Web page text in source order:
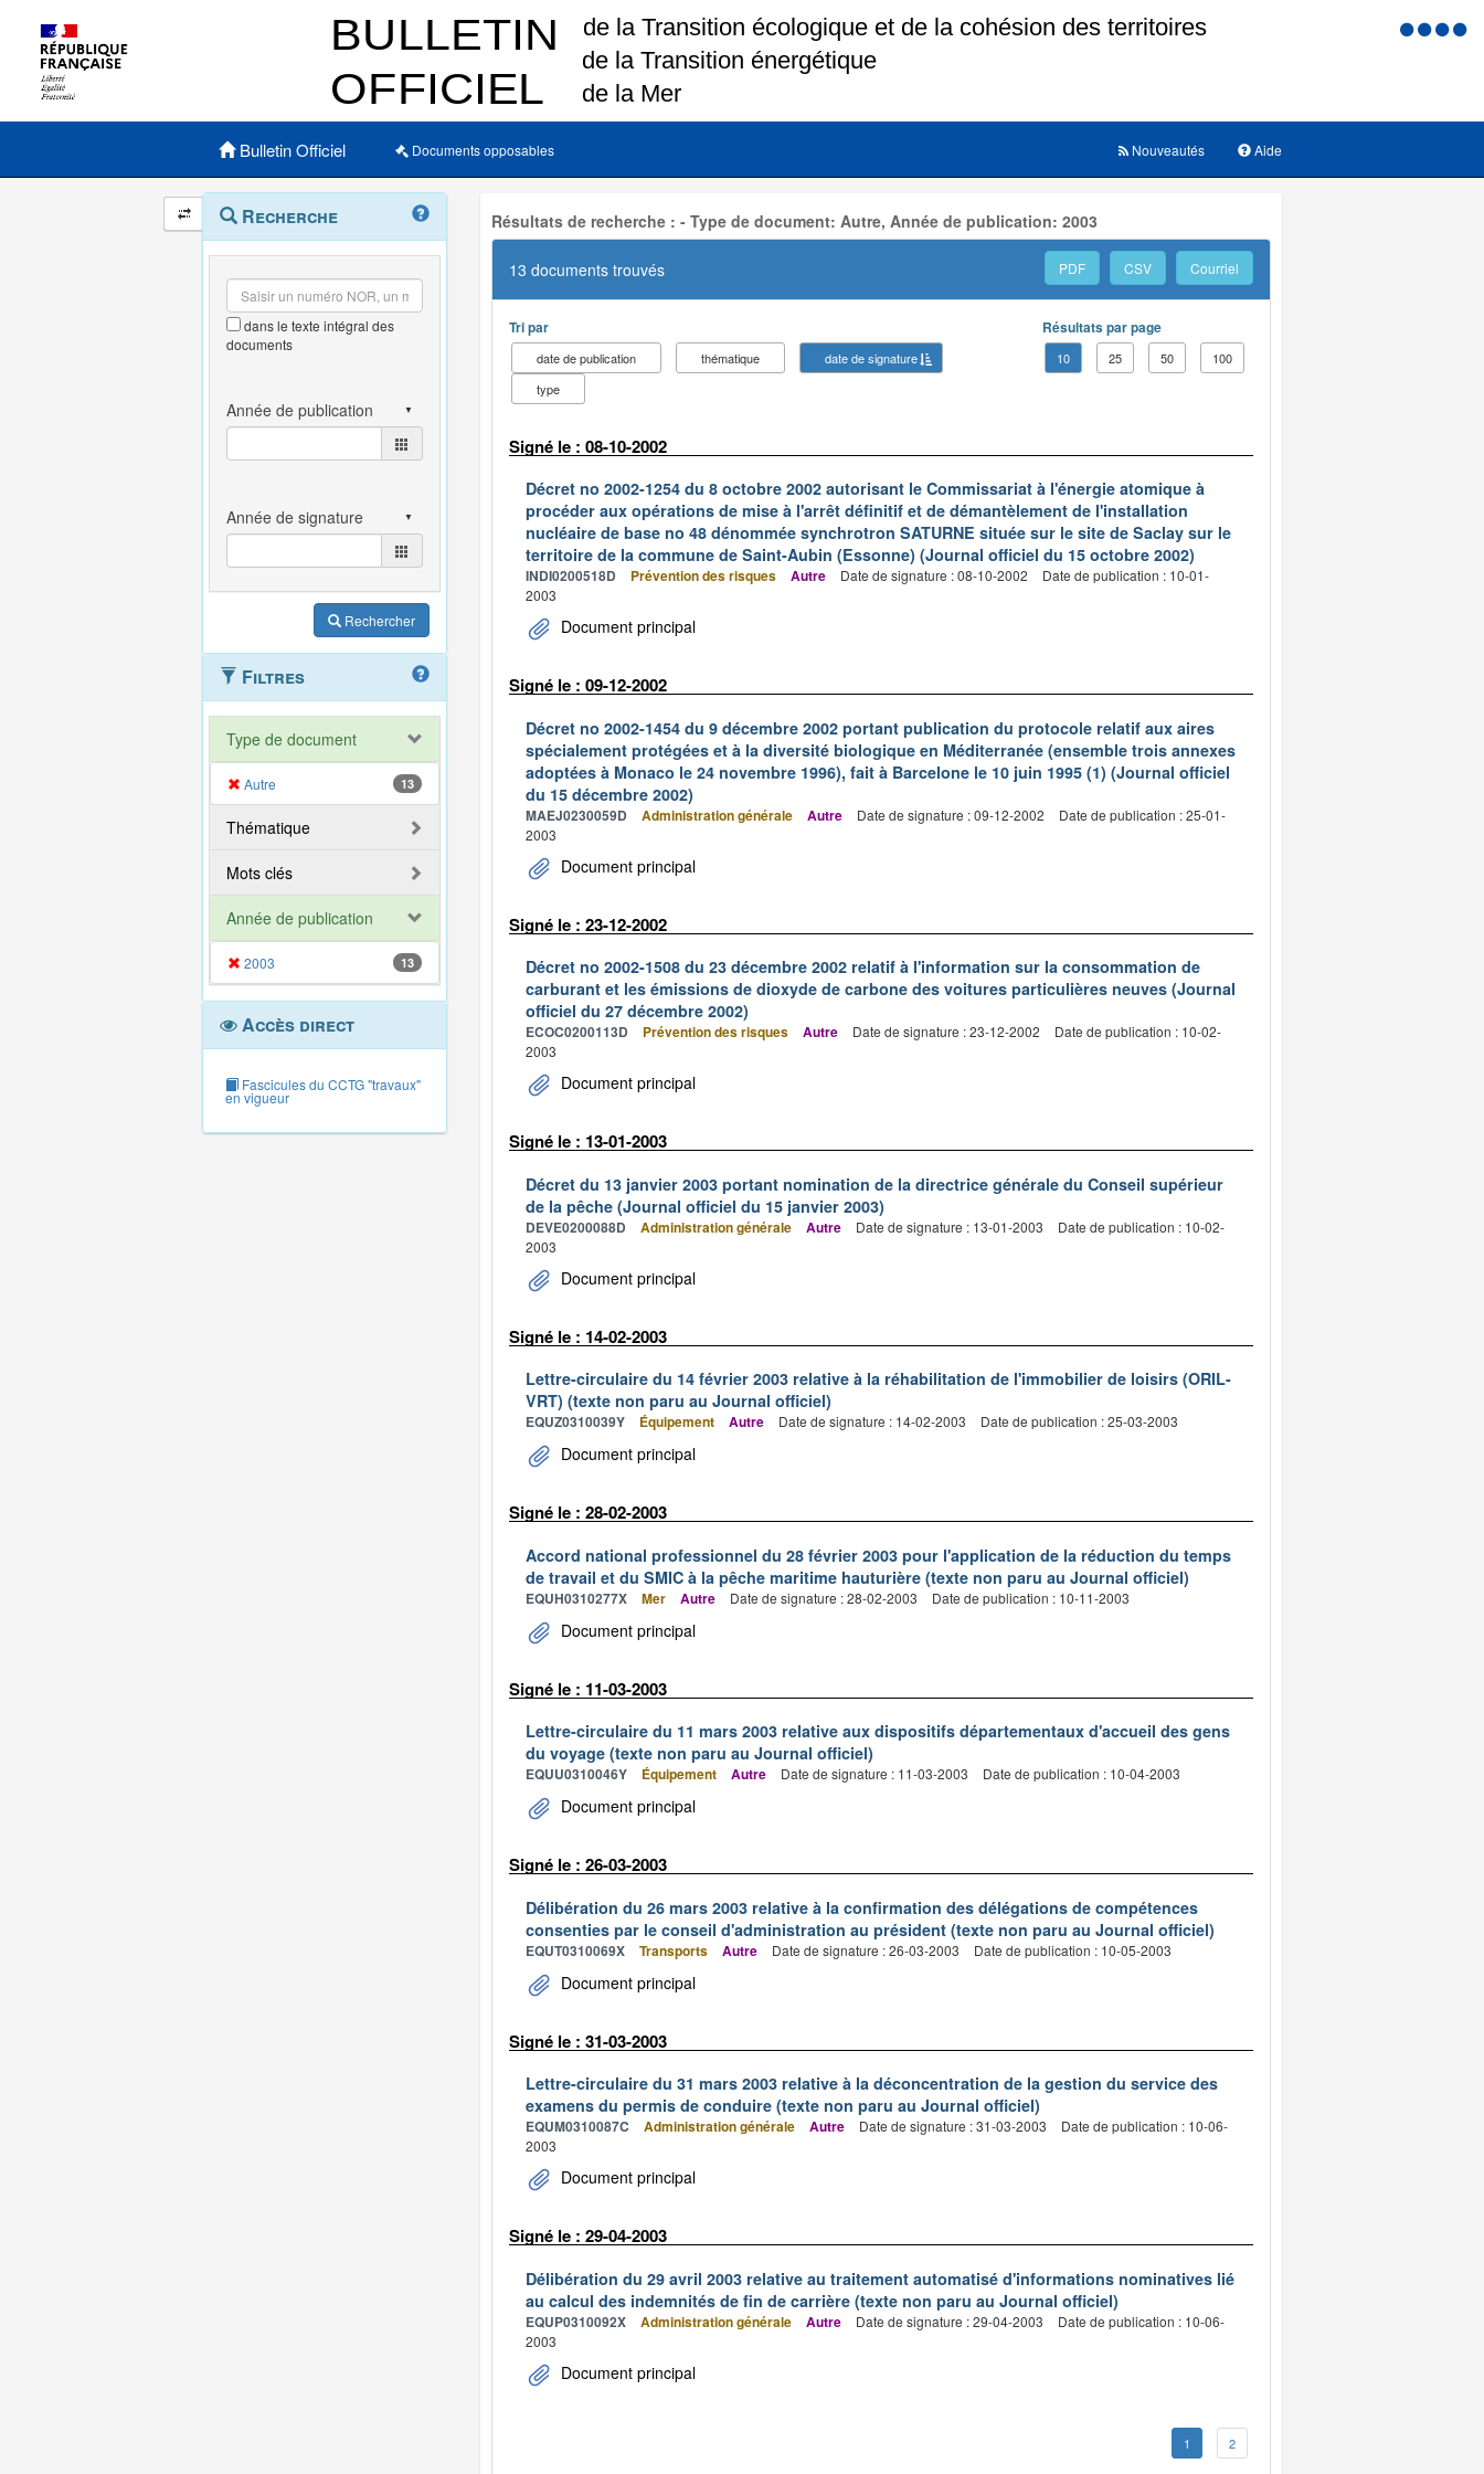
Menu
Menu principal
Bulletin Officiel Documents opposables Aide
Nouveautés
Navigation
et
outils
annexes
Menu
contextuel
Recherche
dans le texte intégral des
documents
Rechercher
Filtres
Type de document
Autre 13
Thématique
Mots clés
Année de publication
2003 13
Accès direct
Fascicules du CCTG "travaux"
en vigueur
Résultats de recherche : - Type de document: Autre, Année de publication: 2003
13 documents trouvés PDF CSV Courriel
Tri par
date de publication thématique
date de signature
type
Résultats par page
10 25 50 100
Signé le : 08-10-2002
Décret no 2002-1254 du 8 octobre 2002 autorisant le Commissariat à l'énergie atomique à
procéder aux opérations de mise à l'arrêt définitif et de démantèlement de l'installation
nucléaire de base no 48 dénommée synchrotron SATURNE située sur le site de Saclay sur le
territoire de la commune de Saint-Aubin (Essonne) (Journal officiel du 15 octobre 2002)
INDI0200518D Prévention des risques Autre Date de signature : 08-10-2002
Date de publication : 10-01-
2003
Document principal
Signé le : 09-12-2002
Décret no 2002-1454 du 9 décembre 2002 portant publication du protocole relatif aux aires
spécialement protégées et à la diversité biologique en Méditerranée (ensemble trois annexes
adoptées à Monaco le 24 novembre 1996), fait à Barcelone le 10 juin 1995 (1) (Journal officiel
du 15 décembre 2002)
MAEJ0230059D Administration générale Autre Date de signature : 09-12-2002
Date de publication : 25-01-
2003
Document principal
Signé le : 23-12-2002
Décret no 2002-1508 du 23 décembre 2002 relatif à l'information sur la consommation de
carburant et les émissions de dioxyde de carbone des voitures particulières neuves (Journal
officiel du 27 décembre 2002)
ECOC0200113D Prévention des risques Autre Date de signature : 23-12-2002
Date de publication : 10-02-
2003
Document principal
Signé le : 13-01-2003
Décret du 13 janvier 2003 portant nomination de la directrice générale du Conseil supérieur
de la pêche (Journal officiel du 15 janvier 2003)
DEVE0200088D Administration générale Autre Date de signature : 13-01-2003
Date de publication : 10-02-
2003
Document principal
Signé le : 14-02-2003
Lettre-circulaire du 14 février 2003 relative à la réhabilitation de l'immobilier de loisirs (ORIL-
VRT) (texte non paru au Journal officiel)
EQUZ0310039Y Équipement Autre Date de signature : 14-02-2003 Date de publication : 25-03-2003
Document principal
Signé le : 28-02-2003
Accord national professionnel du 28 février 2003 pour l'application de la réduction du temps
de travail et du SMIC à la pêche maritime hauturière (texte non paru au Journal officiel)
EQUH0310277X Mer Autre Date de signature : 28-02-2003 Date de publication : 10-11-2003
Document principal
Signé le : 11-03-2003
Lettre-circulaire du 11 mars 2003 relative aux dispositifs départementaux d'accueil des gens
du voyage (texte non paru au Journal officiel)
EQUU0310046Y Équipement Autre Date de signature : 11-03-2003 Date de publication : 10-04-2003
Document principal
Signé le : 26-03-2003
Délibération du 26 mars 2003 relative à la confirmation des délégations de compétences
consenties par le conseil d'administration au président (texte non paru au Journal officiel)
EQUT0310069X Transports Autre Date de signature : 26-03-2003 Date de publication : 10-05-2003
Document principal
Signé le : 31-03-2003
Lettre-circulaire du 31 mars 2003 relative à la déconcentration de la gestion du service des
examens du permis de conduire (texte non paru au Journal officiel)
EQUM0310087C Administration générale Autre Date de signature : 31-03-2003
Date de publication : 10-06-
2003
Document principal
Signé le : 29-04-2003
Délibération du 29 avril 2003 relative au traitement automatisé d'informations nominatives lié
au calcul des indemnités de fin de carrière (texte non paru au Journal officiel)
EQUP0310092X Administration générale Autre Date de signature : 29-04-2003
Date de publication : 10-06-
2003
Document principal
1 2